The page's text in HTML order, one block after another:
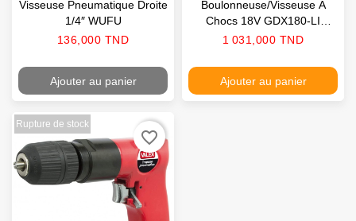
Visseuse Pneumatique Droite
1/4″ WUFU
Prix
136,000 TND
Ajouter au panier
Boulonneuse/Visseuse À
Chocs 18V GDX180-LI
BOSCH
Prix
1 031,000 TND
Ajouter au panier
Rupture de stock
favorite_border